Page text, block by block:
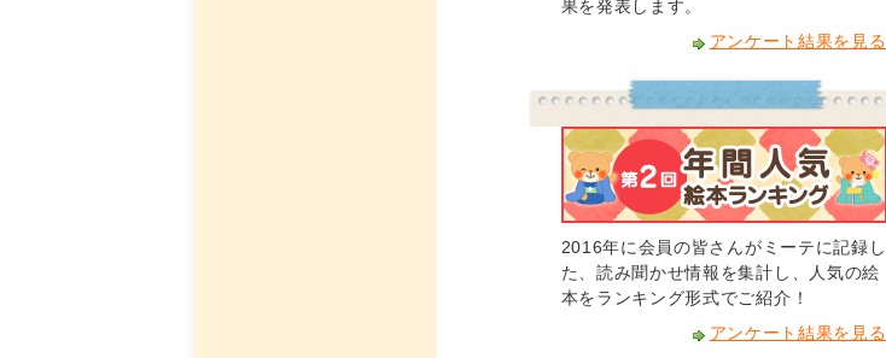
果を発表します。
アンケート結果を見る
2016年に会員の皆さんがミーテに記録し
た、読み聞かせ情報を集計し、人気の絵
本をランキング形式でご紹介！
アンケート結果を見る